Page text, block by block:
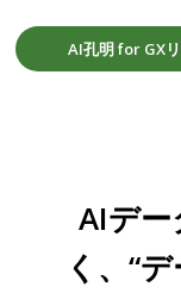
AI孔明 for GX
AIデ
く、“